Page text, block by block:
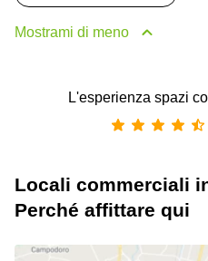
Mostrami di meno
L'esperienza spazi
Locali commerciali
Perché affittare qui